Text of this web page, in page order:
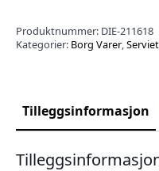
Produktnummer: DIE-211618
Kategorier: Borg Varer,
Tilleggsinformasjon